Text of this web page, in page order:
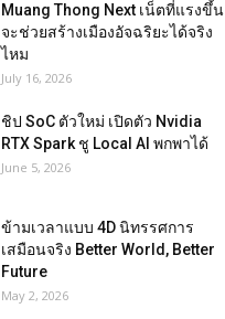
Muang Thong Next เน็ตที่แรงขึ้น
จะช่วยสร้างเมืองอัจฉริยะได้จริง
ไหม
July 16, 2026
ชิป SoC ตัวใหม่ เปิดตัว Nvidia
RTX Spark ชู Local AI พกพาได้
June 5, 2026
ข้ามเวลาแบบ 4D นิทรรศการ
เสมือนจริง Better World, Better
Future
May 2, 2026